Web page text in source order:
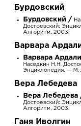
писатели
произведения
Бурдовский
Бурдовский /
Достоевский:
Алгоритм, 2003.
Варвара
Варвара
Наседкин Н.Н.
Энциклопедия. —
Вера Лебедева
Вера Лебедева
Достоевский:
Алгоритм, 2003.
Ганя Иволгин